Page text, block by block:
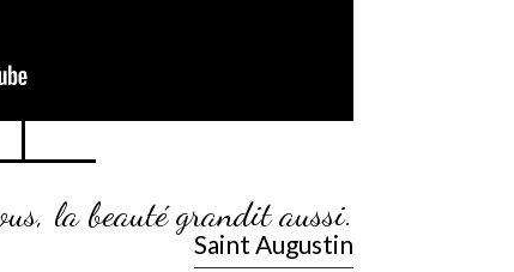
la beauté grandit aussi.
Saint Augustin